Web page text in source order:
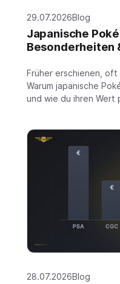
29.07.2026Blog
Japanische
Besonderheiten
Früher erschienen,
Warum japanische
und wie du ihren Wert
28.07.2026Blog